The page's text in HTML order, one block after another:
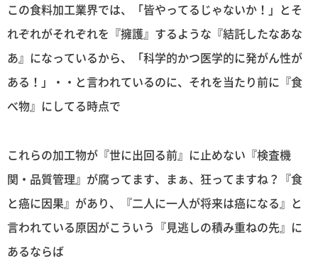
この食料加工業界では、「皆やってるじゃないか！」とそ
れぞれがそれぞれを『擁護』するような『結託したなあな
あ』になっているから、「科学的かつ医学的に発がん性が
ある！」・・と言われているのに、それを当たり前に『食
べ物』にしてる時点で
これらの加工物が『世に出回る前』に止めない『検査機
関・品質管理』が腐ってます、まぁ、狂ってますね？『食
と癌に因果』があり、『二人に一人が将来は癌になる』と
言われている原因がこういう『見逃しの積み重ねの先』に
あるならば